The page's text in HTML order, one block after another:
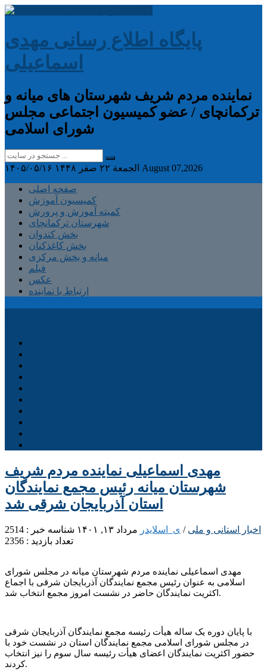
پایگاه اطلاع رسانی مهدی
اسماعیلی
نماینده مردم شریف شهرستان های میانه و
ترکمانچای / عضو کمیسیون اجتماعی مجلس
شورای اسلامی
۱۴۰۵/۰۵/۱۶ الجمعة ۲۲ صفر ۱۴۴۸ August 07,2026
صفحه اصلی
کمیسیون آموزش
کمیته آموزش و پرورش
شهرستان ترکمانچای
بخش کندوان
بخش کاغذکنان
میانه و بخش مرکزی
فیلم
عکس
ارتباط با نماینده
مهدی اسماعیلی نماینده مردم شریف
شهرستان میانه رئیس مجمع نمایندگان
استان آذربایجان شرقی شد
اخبار استانی و ملی / ی_اسلایدر مرداد ۱۳, ۱۴۰۱
شناسه خبر : 2514
تعداد بازدید : 2356
اسلامی به عنوان رئیس مجمع نمایندگان آذربایجان شرقی با اجماع
اکثریت نمایندگان حاضر در نشست امروز مجمع انتخاب شد.
با پایان دوره یک ساله هیأت رئیسه مجمع نمایندگان آذربایجان شرقی
در مجلس شورای اسلامی مجمع نمایندگان استان در نشست خود با
حضور اکثریت نمایندگان اعضای هیأت رئیسه سال سوم را نیز انتخاب
کردند.